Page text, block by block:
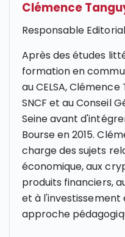
Clémence
Responsable
Après des études
formation en
au CELSA,
SNCF et au Conseil
Seine avant
Bourse en 2015.
charge des sujets
économique, aux
produits financiers,
et à l'investissement
approche